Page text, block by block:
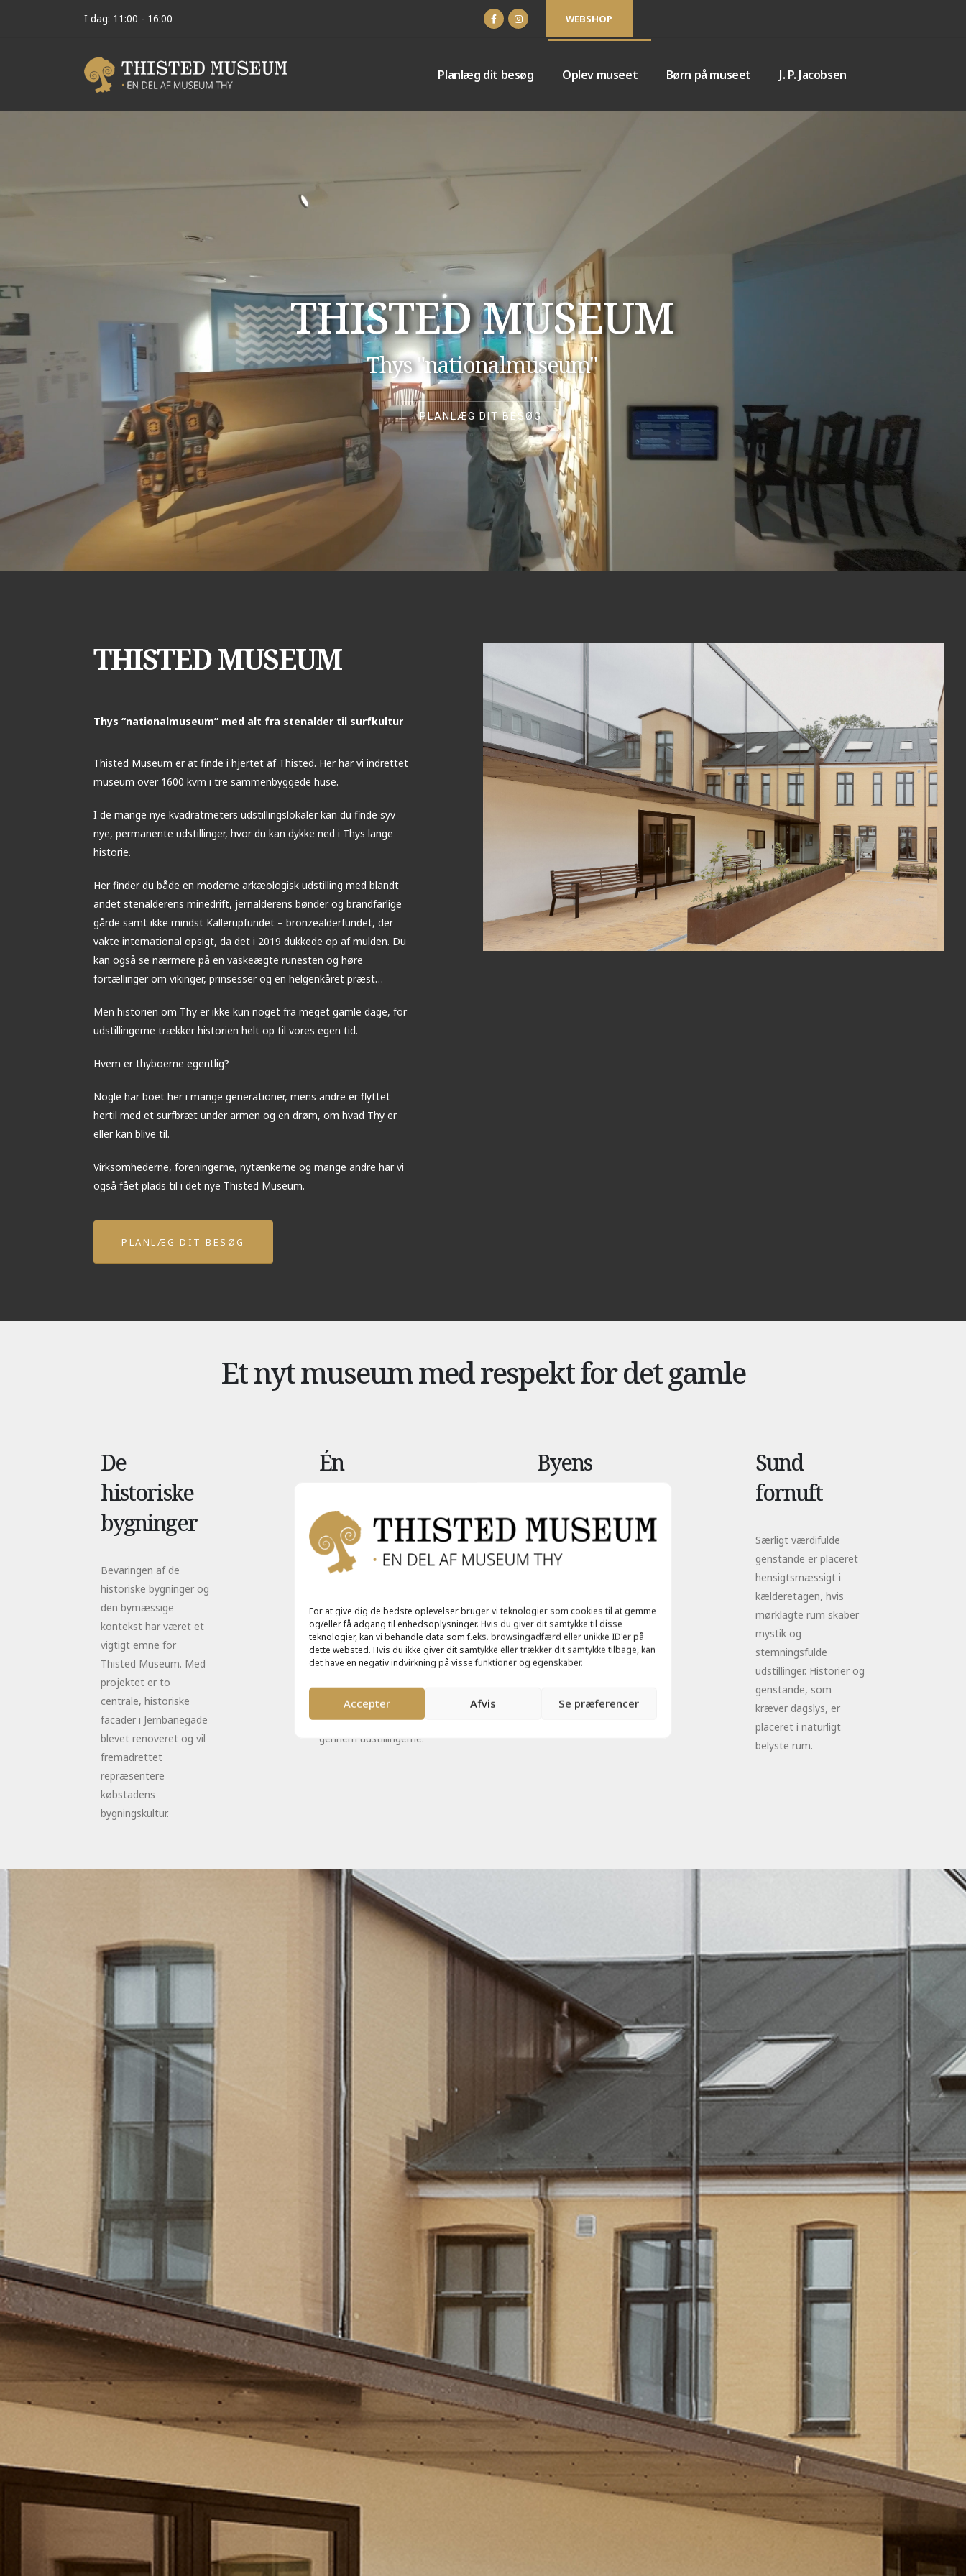
For at give dig de bedste oplevelser bruger vi teknologier som cookies til at gemme
og/eller få adgang til enhedsoplysninger. Hvis du giver dit samtykke til disse
teknologier, kan vi behandle data som f.eks. browsingadfærd eller unikke ID'er på
dette websted. Hvis du ikke giver dit samtykke eller trækker dit samtykke tilbage, kan
det have en negativ indvirkning på visse funktioner og egenskaber.
Accepter Afvis Se præferencer
I dag: 11:00 - 16:00 WEBSHOP
Planlæg dit besøg Oplev museet Børn på museet J. P. Jacobsen
THISTED MUSEUM
PLANLÆG DIT BESØG
Thys "nationalmuseum"
THISTED MUSEUM
Thys “nationalmuseum” med alt fra stenalder til surfkultur
Thisted Museum er at finde i hjertet af Thisted. Her har vi indrettet
museum over 1600 kvm i tre sammenbyggede huse.
I de mange nye kvadratmeters udstillingslokaler kan du finde syv
nye, permanente udstillinger, hvor du kan dykke ned i Thys lange
historie.
Her finder du både en moderne arkæologisk udstilling med blandt
andet stenalderens minedrift, jernalderens bønder og brandfarlige
gårde samt ikke mindst Kallerupfundet – bronzealderfundet, der
vakte international opsigt, da det i 2019 dukkede op af mulden. Du
kan også se nærmere på en vaskeægte runesten og høre
fortællinger om vikinger, prinsesser og en helgenkåret præst…
Men historien om Thy er ikke kun noget fra meget gamle dage, for
udstillingerne trækker historien helt op til vores egen tid.
Hvem er thyboerne egentlig?
Nogle har boet her i mange generationer, mens andre er flyttet
hertil med et surfbræt under armen og en drøm, om hvad Thy er
eller kan blive til.
Virksomhederne, foreningerne, nytænkerne og mange andre har vi
også fået plads til i det nye Thisted Museum.
PLANLÆG DIT BESØG
Et nyt museum med respekt for det gamle
De
historiske
bygninger
Bevaringen af de
historiske bygninger og
den bymæssige
kontekst har været et
vigtigt emne for
Thisted Museum. Med
projektet er to
centrale, historiske
facader i Jernbanegade
blevet renoveret og vil
fremadrettet
repræsentere
købstadens
bygningskultur.
Én
bevægelse
De tre eksisterende
med en let og elegant
kilebygning. Dette
simple arkitektoniske
greb synliggør det nye
og skaber et naturligt
og oplevelsesrigt flow
gennem udstillingerne.
Byens
Museumsgården bliver
et nyt samlingssted,
louge giver plads til
udendørs aktiviteter. Et
alsidigt rum, som f.eks.
skoleklasser kan bruge
Værkstedet.
Sund
fornuft
Særligt værdifulde
genstande er placeret
hensigtsmæssigt i
kælderetagen, hvis
mørklagte rum skaber
mystik og
stemningsfulde
udstillinger. Historier og
genstande, som
kræver dagslys, er
placeret i naturligt
belyste rum.